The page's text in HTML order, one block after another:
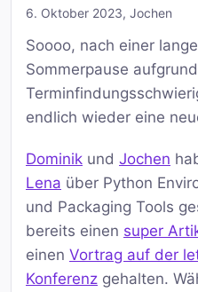
6. Oktober 2023, Jochen
Soooo, nach einer
Sommerpause
endlich wieder eine
Dominik und Jochen
Lena über Python
und Packaging Tools
bereits einen super
einen Vortrag auf der
Konferenz gehalten.